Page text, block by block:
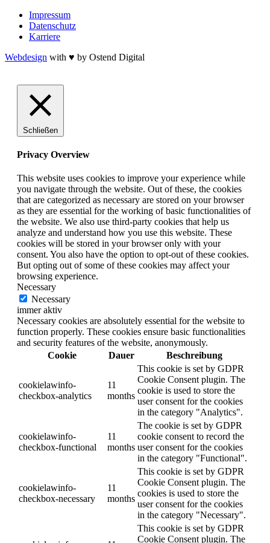
Impressum
Datenschutz
Karriere
Webdesign with ♥ by Ostend Digital
Schließen
Privacy Overview
This website uses cookies to improve your experience while
you navigate through the website. Out of these, the cookies
that are categorized as necessary are stored on your browser
as they are essential for the working of basic functionalities of
the website. We also use third-party cookies that help us
analyze and understand how you use this website. These
cookies will be stored in your browser only with your
consent. You also have the option to opt-out of these cookies.
But opting out of some of these cookies may affect your
browsing experience.
Necessary
Necessary
immer aktiv
Necessary cookies are absolutely essential for the website to
function properly. These cookies ensure basic functionalities
and security features of the website, anonymously.
Cookie
Dauer Beschreibung
cookielawinfo-
checkbox-analytics
11
months
This cookie is set by GDPR
Cookie Consent plugin. The
cookie is used to store the
user consent for the cookies
in the category "Analytics".
cookielawinfo-
checkbox-functional
11
months
The cookie is set by GDPR
cookie consent to record the
user consent for the cookies
in the category "Functional".
cookielawinfo-
checkbox-necessary
11
months
This cookie is set by GDPR
Cookie Consent plugin. The
cookies is used to store the
user consent for the cookies
in the category "Necessary".
This cookie is set by GDPR
Cookie Consent plugin. The